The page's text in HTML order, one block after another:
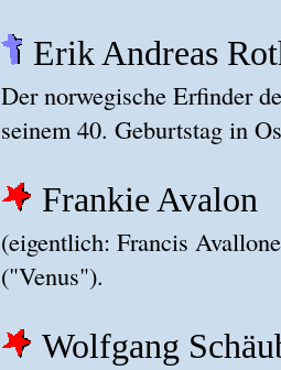
Erik Andreas
Der norwegische Erfinder
seinem 40. Geburtstag in
Frankie Avalon
(eigentlich: Francis
("Venus").
Wolfgang